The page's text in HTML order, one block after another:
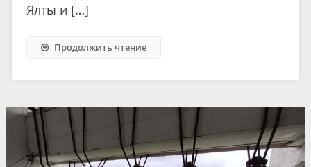
Ялты и […]
Продолжить чтение